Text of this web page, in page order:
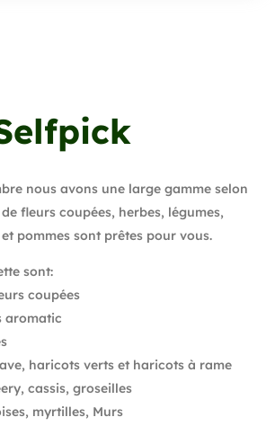
nous avons une large gamme selon
fleurs coupées, herbes, légumes,
pommes sont prêtes pour vous.
sont:
coupées
aromatic
haricots verts et haricots à rame
cassis, groseilles
myrtilles, Murs